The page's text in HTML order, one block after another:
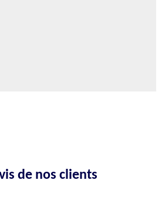
de nos clients